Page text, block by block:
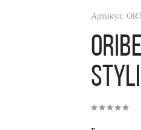
Артикул: